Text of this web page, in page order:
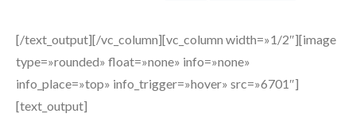
[/text_output][/vc_column][vc_column width=»1/2″][image
type=»rounded» float=»none» info=»none»
info_place=»top» info_trigger=»hover» src=»6701″]
[text_output]